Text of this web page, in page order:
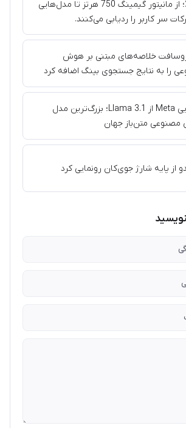
2025؛ از مانیتور گیمینگ 750 هرتز تا مدل‌هایی
سر کاربر را ردیابی می‌کنند.
خلاصه‌های مبتنی بر هوش
را به نتایج جستجوی بینگ اضافه کرد
رونمایی Meta از Llama 3.1؛ بزرگ‌ترین مدل
متن‌باز جهان
از پایه شارژ جوی‌کان رونمایی کرد